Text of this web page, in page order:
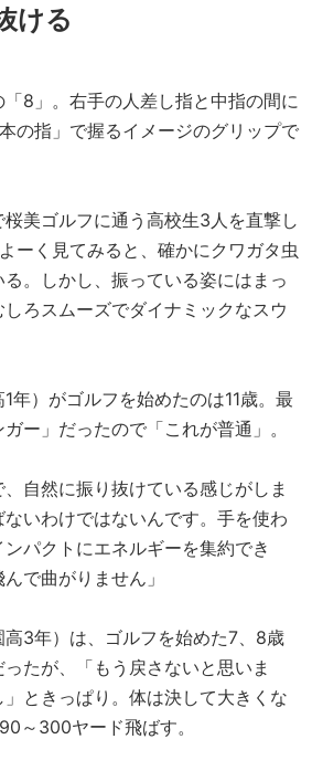
ける
「8」。右手の人差し指と中指の間に
の指」で握るイメージのグリップで
美ゴルフに通う高校生3人を直撃し
ーく見てみると、確かにクワガタ虫
。しかし、振っている姿にはまっ
ろスムーズでダイナミックなスウ
年）がゴルフを始めたのは11歳。最
ー」だったので「これが普通」。
、自然に振り抜けている感じがしま
いわけではないんです。手を使わ
パクトにエネルギーを集約でき
んで曲がりません」
3年）は、ゴルフを始めた7、8歳
たが、「もう戻さないと思いま
ときっぱり。体は決して大きくな
～300ヤード飛ばす。